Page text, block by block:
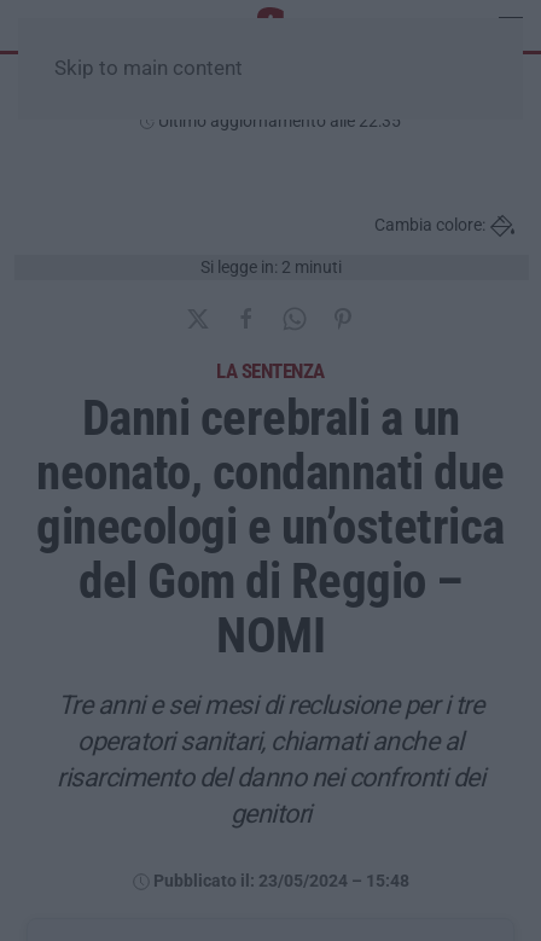
Skip to main content
Ultimo aggiornamento alle 22:35
Si legge in: 2 minuti
Cambia colore:
LA SENTENZA
Danni cerebrali a un
neonato, condannati due
ginecologi e un’ostetrica
del Gom di Reggio –
NOMI
Tre anni e sei mesi di reclusione per i tre
operatori sanitari, chiamati anche al
risarcimento del danno nei confronti dei
genitori
Pubblicato il: 23/05/2024 – 15:48